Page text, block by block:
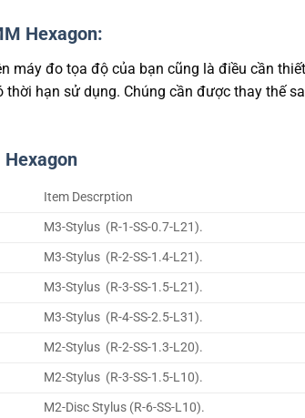
Hexagon:
máy đo tọa độ của bạn cũng là điều cần
hạn sử dụng. Chúng cần được thay thế
Item Descrption
M3-Stylus (R-1-SS-0.7-L21).
M3-Stylus (R-2-SS-1.4-L21).
M3-Stylus (R-3-SS-1.5-L21).
M3-Stylus (R-4-SS-2.5-L31).
M2-Stylus (R-2-SS-1.3-L20).
M2-Stylus (R-3-SS-1.5-L10).
M2-Disc Stylus (R-6-SS-L10).